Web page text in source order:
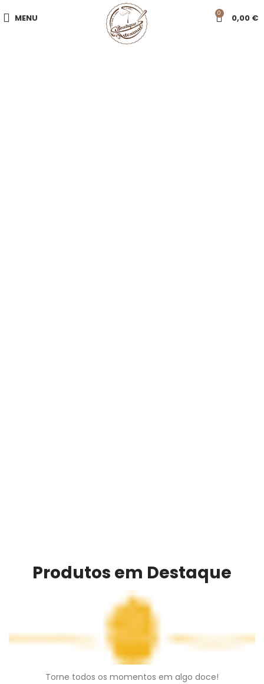
MENU 0 0,00 €
Produtos em Destaque
Torne todos os momentos em algo doce!